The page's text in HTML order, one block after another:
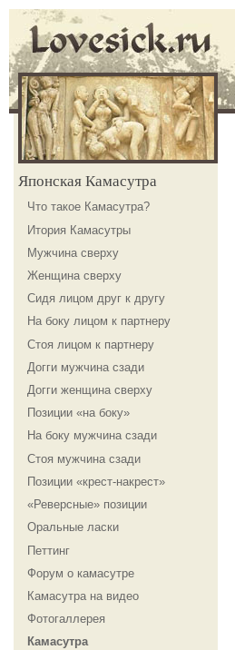
Японская Камасутра
Что такое Камасутра?
Итория Камасутры
Мужчина сверху
Женщина сверху
Сидя лицом друг к другу
На боку лицом к партнеру
Стоя лицом к партнеру
Догги мужчина сзади
Догги женщина сверху
Позиции «на боку»
На боку мужчина сзади
Стоя мужчина сзади
Позиции «крест-накрест»
«Реверсные» позиции
Оральные ласки
Петтинг
Форум о камасутре
Камасутра на видео
Фотогаллерея
Камасутра